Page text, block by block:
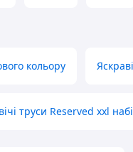
кольору
труси Reserved xxl